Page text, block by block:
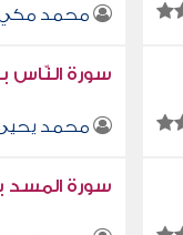
محمد
سورة النّاس
محمد
سورة المسد